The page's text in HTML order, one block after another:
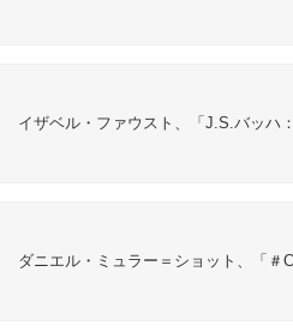
イザベル・ファウスト、「J.S.バッハ
ダニエル・ミュラー＝ショット、「＃